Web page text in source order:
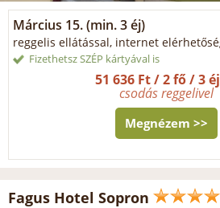
Március 15. (min. 3 éj)
reggelis ellátással, internet
Fizethetsz SZÉP kártyával is
51 636 Ft / 2 fő / 3
csodás reggelivel
Megnézem >>
Fagus Hotel Sopron